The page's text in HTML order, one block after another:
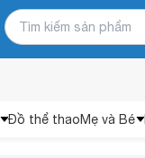
Đồ thể thaoMẹ và Bé